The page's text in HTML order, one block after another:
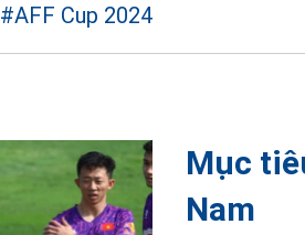
#AFF Cup 2024
Mục
Nam